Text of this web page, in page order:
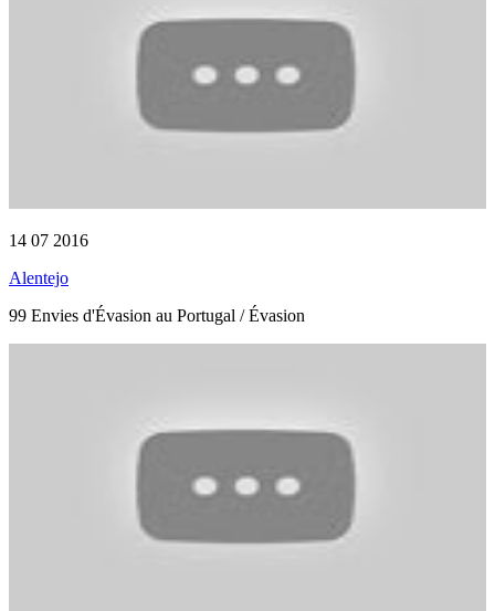
14 07 2016
Alentejo
99 Envies d'Évasion au Portugal / Évasion